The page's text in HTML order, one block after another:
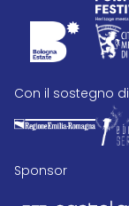
con il sostegno di
Sponsor